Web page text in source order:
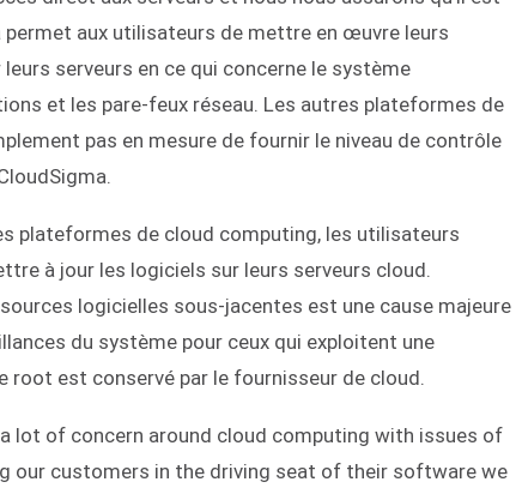
permet aux utilisateurs de mettre en œuvre leurs
serveurs en ce qui concerne le système
et les pare-feux réseau. Les autres plateformes de
pas en mesure de fournir le niveau de contrôle
plateformes de cloud computing, les utilisateurs
à jour les logiciels sur leurs serveurs cloud.
logicielles sous-jacentes est une cause majeure
du système pour ceux qui exploitent une
est conservé par le fournisseur de cloud.
a lot of concern around cloud computing with issues of
our customers in the driving seat of their software we